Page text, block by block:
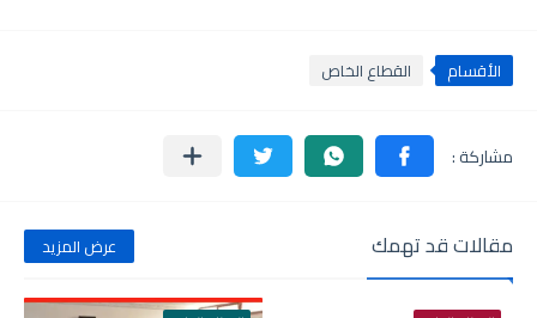
الأقسام القطاع الخاص
مقالات قد تهمك عرض المزيد